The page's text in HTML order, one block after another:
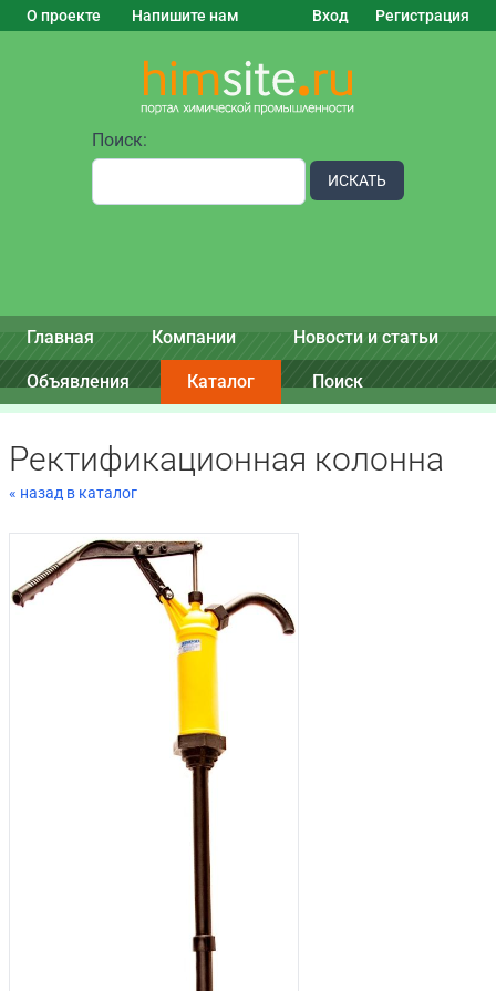
О проекте Напишите нам Вход Регистрация
Поиск:
ИСКАТЬ
Главная Компании Новости и статьи
Объявления Каталог Поиск
Ректификационная колонна
« назад в каталог